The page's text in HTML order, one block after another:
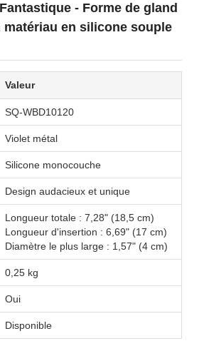
- Forme de gland
matériau en silicone souple
Valeur
SQ-WBD10120
Violet métal
Silicone monocouche
Design audacieux et unique
Longueur totale : 7,28" (18,5 cm)
Longueur d'insertion : 6,69" (17 cm)
Diamètre le plus large : 1,57" (4 cm)
0,25 kg
Oui
Disponible